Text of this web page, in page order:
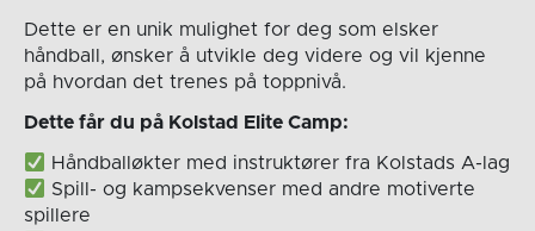
Dette er en unik mulighet for deg som elsker
håndball, ønsker å utvikle deg videre og vil kjenne
på hvordan det trenes på toppnivå.
Dette får du på Kolstad Elite Camp:
Håndballøkter med instruktører fra Kolstads A-lag
Spill- og kampsekvenser med andre motiverte
spillere